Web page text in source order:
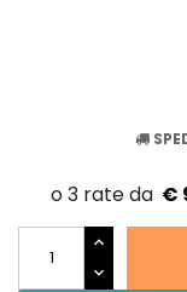
€